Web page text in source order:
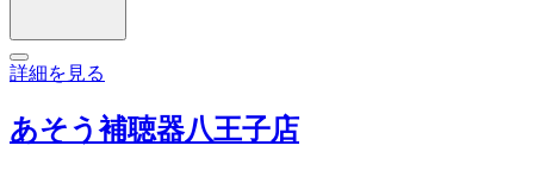
詳細を見る
あそう補聴器八王子店